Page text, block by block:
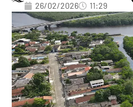
26/02/2026 11:29